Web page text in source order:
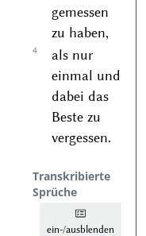
gemessen
zu haben,
4
als nur
einmal und
dabei das
Beste zu
vergessen.
Transkribierte
Sprüche
ein-/ausblenden